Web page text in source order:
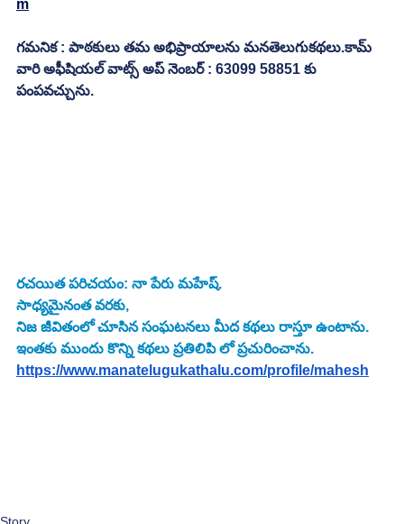
m
గమనిక : పాఠకులు తమ అభిప్రాయాలను మనతెలుగుకథలు.కామ్
వారి అఫీషియల్ వాట్స్ అప్ నెంబర్ : 63099 58851 కు
పంపవచ్చును.
రచయిత పరిచయం: నా పేరు మహేష్.
సాధ్యమైనంత వరకు,
నిజ జీవితంలో చూసిన సంఘటనలు మీద కథలు రాస్తూ ఉంటాను.
ఇంతకు ముందు కొన్ని కథలు ప్రతిలిపి లో ప్రచురించాను.
https://www.manatelugukathalu.com/profile/mahesh